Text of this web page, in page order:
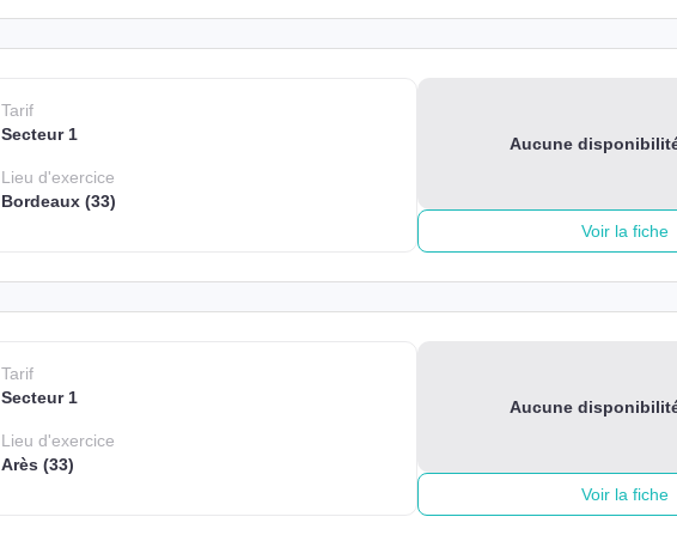
Tarif
Secteur 1
Lieud'exercice
Bordeaux (33)
Aucune
Voir la fiche
Tarif
Secteur 1
Lieud'exercice
Arès (33)
Aucune
Voir la fiche